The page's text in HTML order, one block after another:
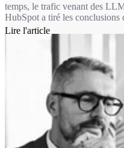
temps, le trafic venant des
HubSpot a tiré les conclusions
Spotlight 2026, présenté le 14
nouveautés de cette édition
outils IA ont accès aux
Lire l'article